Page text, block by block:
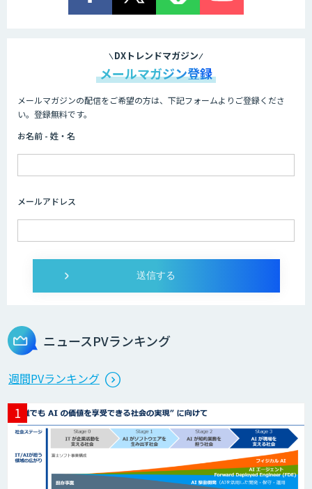
DXトレンドマガジン
メールマガジン登録
メールマガジンの配信をご希望の方は、下記フォームよりご登録くださ
い。登録無料です。
お名前 - 姓・名
メールアドレス
ニュースPVランキング
週間PVランキング